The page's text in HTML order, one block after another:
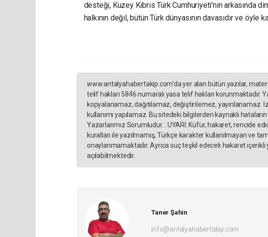
desteği, Kuzey Kıbrıs Türk Cumhuriyeti'nin arkasında
halkının değil, bütün Türk dünyasının davasıdır ve öyle
www.antalyahabertakip.com'da yer alan bütün yazılar,
telif hakları 5846 numaralı yasa telif hakları korunmaktadır.
kopyalanamaz, dağıtılamaz, değiştirilemez,
kullanımı yapılamaz. Bu sitedeki bilgilerden kaynaklı
Yazarlarımız Sorumludur... UYARI: Küfür, hakaret, rencide
kuralları ile yazılmamış, Türkçe karakter kullanılmayan ve
onaylanmamaktadır. Ayrıca suç teşkil edecek hakaret
açılabilmektedir.
Taner Şahin
info@antalyahabertakip.com